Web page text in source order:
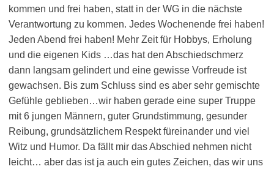
kommen und frei haben, statt in der WG in die nächste
Verantwortung zu kommen. Jedes Wochenende frei haben!
Jeden Abend frei haben! Mehr Zeit für Hobbys, Erholung
und die eigenen Kids …das hat den Abschiedschmerz
dann langsam gelindert und eine gewisse Vorfreude ist
gewachsen. Bis zum Schluss sind es aber sehr gemischte
Gefühle geblieben…wir haben gerade eine super Truppe
mit 6 jungen Männern, guter Grundstimmung, gesunder
Reibung, grundsätzlichem Respekt füreinander und viel
Witz und Humor. Da fällt mir das Abschied nehmen nicht
leicht… aber das ist ja auch ein gutes Zeichen, das wir uns